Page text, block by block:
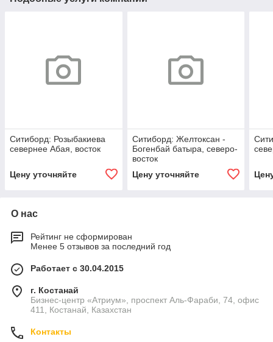
Ситиборд: Розыбакиева
севернее Абая, восток
Цену уточняйте
Ситиборд: Желтоксан -
Богенбай батыра, северо-
восток
Цену уточняйте
О нас
Рейтинг не сформирован
Менее 5 отзывов за последний год
Работает с 30.04.2015
г. Костанай
Бизнес-центр «Атриум», проспект Аль-Фараби, 74, офис
411, Костанай, Казахстан
Контакты